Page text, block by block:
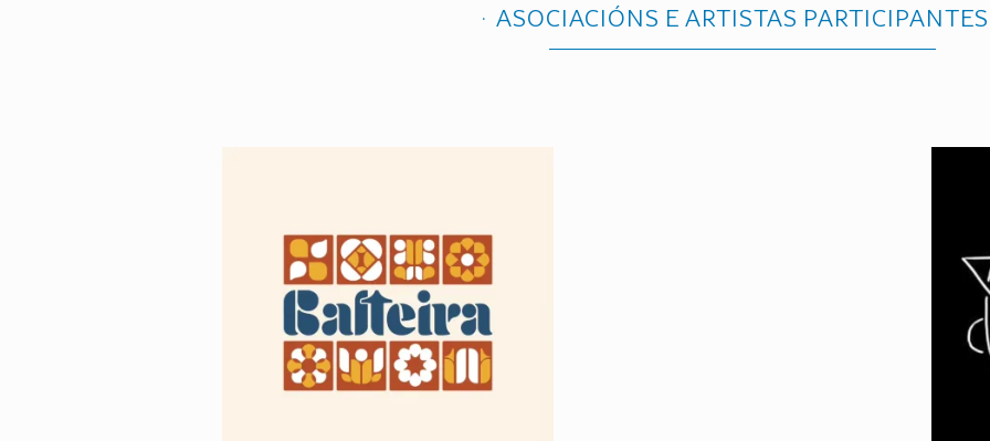
ASOCIACIÓNS E ARTISTAS PARTICIPANTES